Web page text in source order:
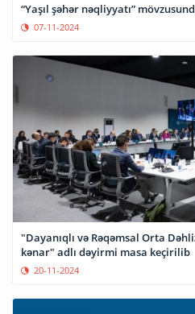
“Yaşıl şəhər nəqliyyatı”
07-11-2024
"Dayanıqlı və Rəqəmsal Orta
kənar" adlı dəyirmi masa keçirilib
20-11-2024